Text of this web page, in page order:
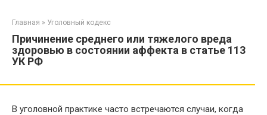
Главная » Уголовный кодекс
Причинение среднего или тяжелого вреда
здоровью в состоянии аффекта в статье 113
УК РФ
В уголовной практике часто встречаются случаи, когда